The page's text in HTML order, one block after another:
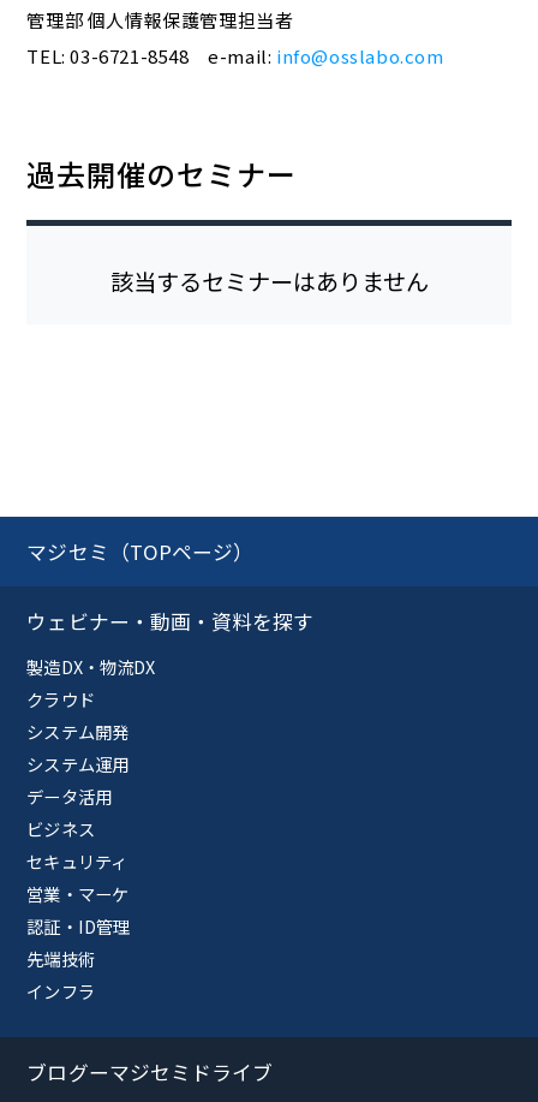
管理部 個人情報保護管理担当者
TEL: 03-6721-8548 e-mail: info@osslabo.com
過去開催のセミナー
該当するセミナーはありません
マジセミ（TOPページ）
ウェビナー・動画・資料を探す
製造DX・物流DX
クラウド
システム開発
システム運用
データ活用
ビジネス
セキュリティ
営業・マーケ
認証・ID管理
先端技術
インフラ
ブログーマジセミドライブ